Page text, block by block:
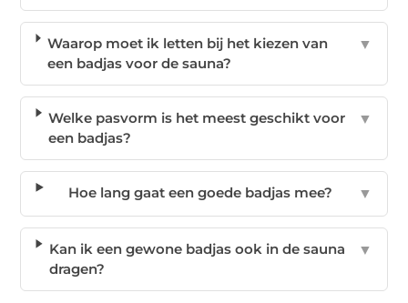
Waarop moet ik letten bij het kiezen van
een badjas voor de sauna?
▼
Welke pasvorm is het meest geschikt voor
een badjas?
▼
Hoe lang gaat een goede badjas mee? ▼
Kan ik een gewone badjas ook in de sauna
dragen?
▼